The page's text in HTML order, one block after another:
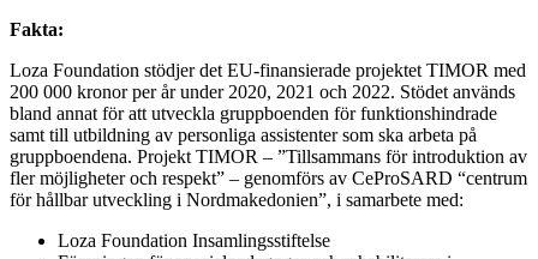
Fakta:
Loza Foundation stödjer det EU-finansierade projektet TIMOR med
200 000 kronor per år under 2020, 2021 och 2022. Stödet används
bland annat för att utveckla gruppboenden för funktionshindrade
samt till utbildning av personliga assistenter som ska arbeta på
gruppboendena. Projekt TIMOR – ”Tillsammans för introduktion av
fler möjligheter och respekt” – genomförs av CeProSARD “centrum
för hållbar utveckling i Nordmakedonien”, i samarbete med:
Loza Foundation Insamlingsstiftelse